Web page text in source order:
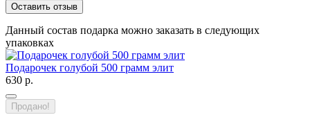
Оставить отзыв
Данный состав подарка можно заказать в следующих
упаковках
Подарочек голубой 500 грамм элит
630 р.
Продано!